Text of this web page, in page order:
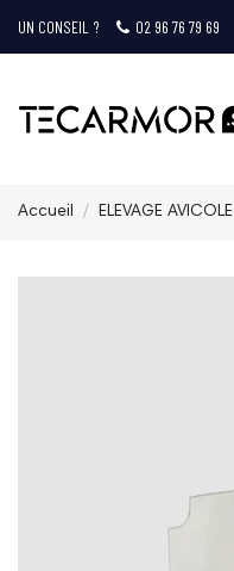
UN CONSEIL ? 02 96 76 79 69
Accueil ELEVAGE AVICOLE